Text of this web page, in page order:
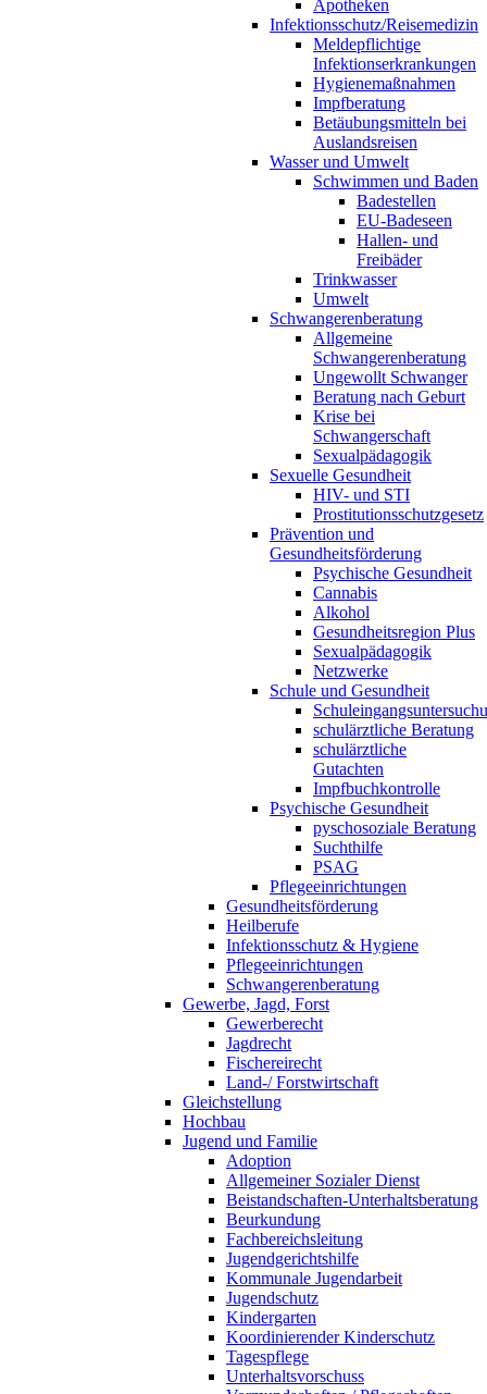
Apotheken
Infektionsschutz/Reisemedizin
Meldepflichtige
Infektionserkrankungen
Hygienemaßnahmen
Impfberatung
Betäubungsmitteln bei
Auslandsreisen
Wasser und Umwelt
Schwimmen und Baden
Badestellen
EU-Badeseen
Hallen- und
Freibäder
Trinkwasser
Umwelt
Schwangerenberatung
Allgemeine
Schwangerenberatung
Ungewollt Schwanger
Beratung nach Geburt
Krise bei
Schwangerschaft
Sexualpädagogik
Sexuelle Gesundheit
HIV- und STI
Prostitutionsschutzgesetz
Prävention und
Gesundheitsförderung
Psychische Gesundheit
Cannabis
Alkohol
Gesundheitsregion Plus
Sexualpädagogik
Netzwerke
Schule und Gesundheit
schulärztliche Beratung
schulärztliche
Gutachten
Impfbuchkontrolle
Psychische Gesundheit
pyschosoziale Beratung
Suchthilfe
PSAG
Pflegeeinrichtungen
Gesundheitsförderung
Heilberufe
Infektionsschutz & Hygiene
Pflegeeinrichtungen
Schwangerenberatung
Gewerbe, Jagd, Forst
Gewerberecht
Jagdrecht
Fischereirecht
Land-/ Forstwirtschaft
Gleichstellung
Hochbau
Jugend und Familie
Adoption
Allgemeiner Sozialer Dienst
Beistandschaften-Unterhaltsberatung
Beurkundung
Fachbereichsleitung
Jugendgerichtshilfe
Kommunale Jugendarbeit
Jugendschutz
Kindergarten
Koordinierender Kinderschutz
Tagespflege
Unterhaltsvorschuss